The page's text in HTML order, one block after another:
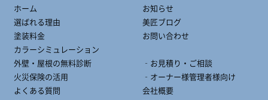
ホーム
選ばれる理由
塗装料金
カラーシミュレーション
外壁・屋根の無料診断
火災保険の活用
よくある質問
お知らせ
美匠ブログ
お問い合わせ
‐お見積り・ご相談
‐オーナー様管理者様向け
会社概要